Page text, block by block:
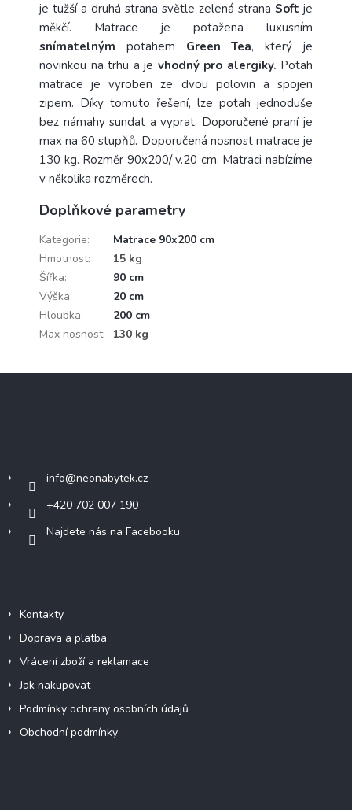
je tužší a druhá strana světle zelená strana Soft je
měkčí. Matrace je potažena luxusním
snímatelným potahem Green Tea, který je
novinkou na trhu a je vhodný pro alergiky. Potah
matrace je vyroben ze dvou polovin a spojen
zipem. Díky tomuto řešení, lze potah jednoduše
bez námahy sundat a vyprat. Doporučené praní je
max na 60 stupňů. Doporučená nosnost matrace je
130 kg. Rozměr 90x200/ v.20 cm. Matraci nabízíme
v několika rozměrech.
Doplňkové parametry
Kategorie:
Matrace 90x200 cm
Hmotnost:
15 kg
Šířka:
90 cm
Výška:
20 cm
Hloubka:
200 cm
Max nosnost: 130 kg
info@neonabytek.cz
+420 702 007 190
Najdete nás na Facebooku
Kontakty
Doprava a platba
Vrácení zboží a reklamace
Jak nakupovat
Podmínky ochrany osobních údajů
Obchodní podmínky